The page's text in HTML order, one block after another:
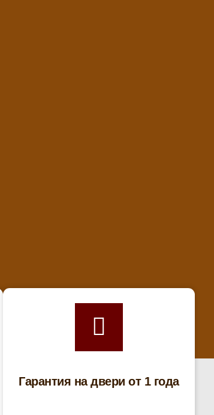
Гарантия на двери от 1 года